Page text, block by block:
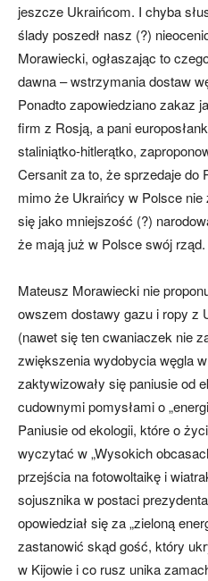
jeszcze Ukraińcom. I chyba
ślady poszedł nasz (?)
Morawiecki, ogłaszając to
dawna – wstrzymania dostaw
Ponadto zapowiedziano zakaz
firm z Rosją, a pani
staliniątko-hitlerątko,
Cersanit za to, że sprzedaje do
mimo że Ukraińcy w Polsce
się jako mniejszość (?)
że mają już w Polsce swój rząd.
Mateusz Morawiecki nie
owszem dostawy gazu i ropy z
(nawet się ten cwaniaczek nie
zwiększenia wydobycia węgla
zaktywizowały się paniusie od
cudownymi pomysłami o
Paniusie od ekologii, które o
wyczytać w „Wysokich
przejścia na fotowoltaikę i
sojusznika w postaci
opowiedział się za „zieloną
zastanowić skąd gość, który
w Kijowie i co rusz unika